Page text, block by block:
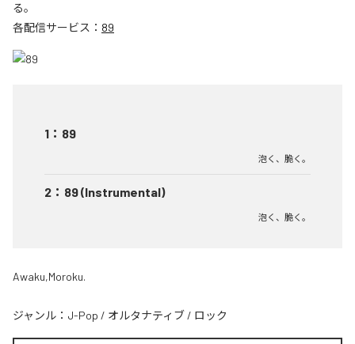
る。
各配信サービス： 89
1 ： 89
泡く、脆く。
2 ： 89 (Instrumental)
泡く、脆く。
Awaku,Moroku.
ジャンル： J-Pop / オルタナティブ / ロック